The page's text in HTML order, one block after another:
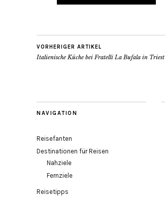
VORHERIGER ARTIKEL
Italienische Küche bei Fratelli La Bufala in Triest
NAVIGATION
Reisefanten
Destinationen für Reisen
Nahziele
Fernziele
Reisetipps